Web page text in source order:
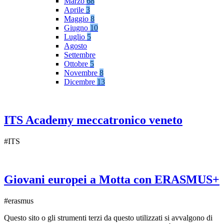
Aprile 3
Maggio 8
Giugno 10
Luglio 5
Agosto
Settembre
Ottobre 5
Novembre 8
Dicembre 13
ITS Academy meccatronico veneto
#ITS
Giovani europei a Motta con ERASMUS+
#erasmus
Questo sito o gli strumenti terzi da questo utilizzati si avvalgono di